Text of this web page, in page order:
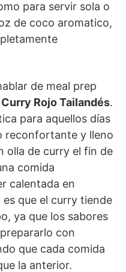
para servir sola o
de coco aromatico,
de meal prep
Curry Rojo Tailandés.
para aquellos días
reconfortante y lleno
olla de curry el fin de
comida
calentada en
que el curry tiende
ya que los sabores
con
que cada comida
la anterior.